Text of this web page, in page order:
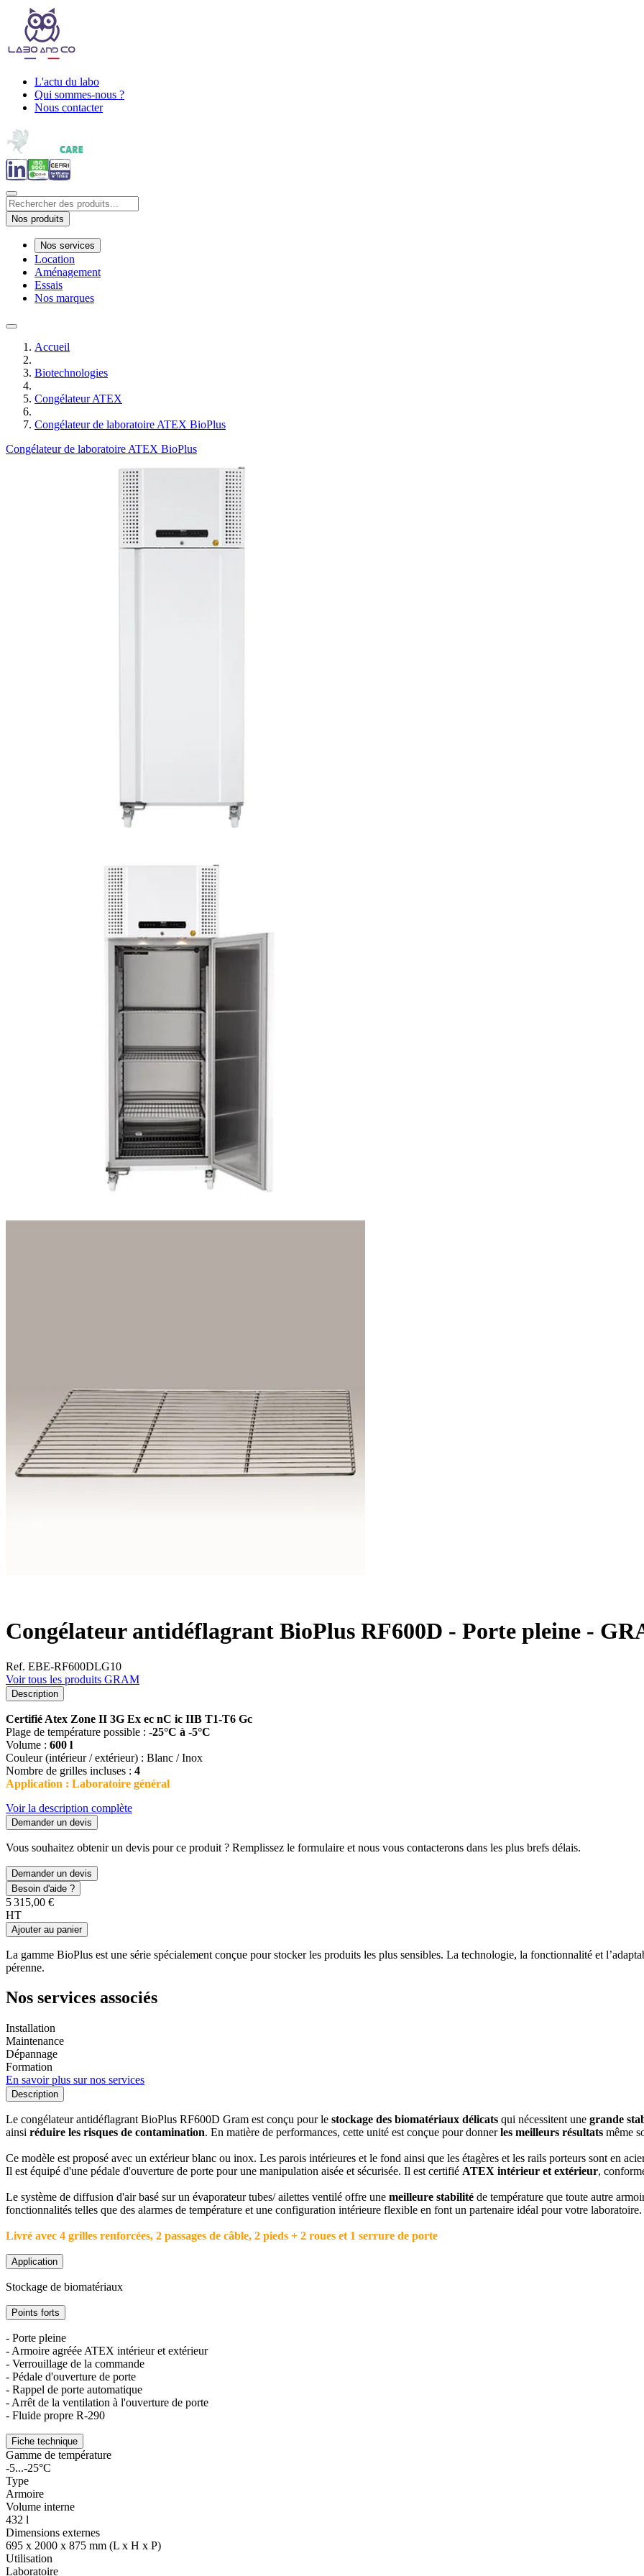
L'actu du labo
Qui sommes-nous ?
Nous contacter
Nos produits
Nos services
Location
Aménagement
Essais
Nos marques
Accueil
Biotechnologies
Congélateur ATEX
Congélateur de laboratoire ATEX BioPlus
Congélateur de laboratoire ATEX BioPlus
Congélateur antidéflagrant BioPlus RF600D - Porte pleine -
Ref. EBE-RF600DLG10
Voir tous les produits GRAM
Description
Certifié Atex Zone II 3G Ex ec nC ic IIB T1-T6 Gc
Plage de température possible : -25°C à -5°C
Volume : 600 l
Couleur (intérieur / extérieur) : Blanc / Inox
Nombre de grilles incluses : 4
Application : Laboratoire général
Voir la description complète
Demander un devis
Vous souhaitez obtenir un devis pour ce produit ? Remplissez le formulaire et nous vous contacterons dans les plus brefs délais.
Demander un devis
Besoin d'aide ?
5 315,00 €
HT
Ajouter au panier
La gamme BioPlus est une série spécialement conçue pour stocker les produits les plus sensibles. La technologie, la fonctionnalité et
pérenne.
Nos services associés
Installation
Maintenance
Dépannage
Formation
En savoir plus sur nos services
Description
Le congélateur antidéflagrant BioPlus RF600D Gram est conçu pour le stockage des biomatériaux délicats qui nécessitent une grande
ainsi réduire les risques de contamination. En matière de performances, cette unité est conçue pour donnerles meilleurs résultats même
Ce modèle est proposé avec un extérieur blanc ou inox. Les parois intérieures et le fond ainsi que les étagères et les rails porteurs sont en
Il est équipé d'une pédale d'ouverture de porte pour une manipulation aisée et sécurisée. Il est certifié ATEX intérieur et extérieur,
Le système de diffusion d'air basé sur un évaporateur tubes/ ailettes ventilé offre une meilleure stabilité de température que toute autre
fonctionnalités telles que des alarmes de température et une configuration intérieure flexible en font un partenaire idéal pour votre laboratoire.
Livré avec 4 grilles renforcées, 2 passages de câble, 2 pieds + 2 roues et 1 serrure de porte
Application
Stockage de biomatériaux
Points forts
- Porte pleine
- Armoire agréée ATEX intérieur et extérieur
- Verrouillage de la commande
- Pédale d'ouverture de porte
- Rappel de porte automatique
- Arrêt de la ventilation à l'ouverture de porte
- Fluide propre R-290
Fiche technique
Gamme de température
-5...-25°C
Type
Armoire
Volume interne
432 l
Dimensions externes
695 x 2000 x 875 mm (L x H x P)
Utilisation
Laboratoire